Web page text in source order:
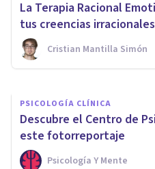
La Terapia Racional
tus creencias irracionales
Cristian Mantilla Simón
y online
Guillermo Miatello
PSICOLOGÍA CLÍNICA
Descubre el Centro de
este fotorreportaje
Psicología Y Mente